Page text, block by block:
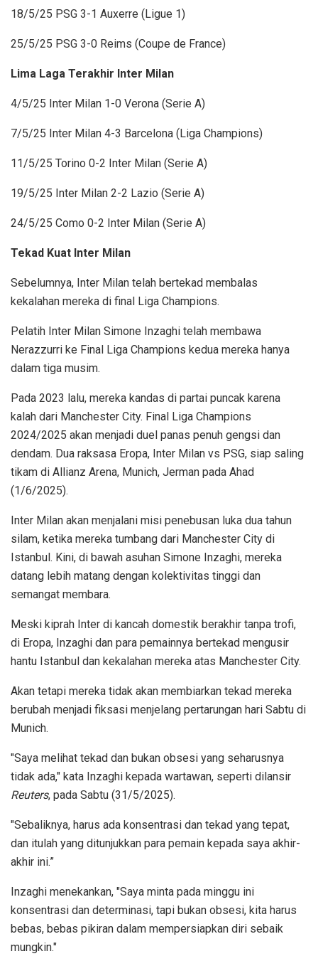
18/5/25 PSG 3-1 Auxerre (Ligue 1)
25/5/25 PSG 3-0 Reims (Coupe de France)
Lima Laga Terakhir Inter Milan
4/5/25 Inter Milan 1-0 Verona (Serie A)
7/5/25 Inter Milan 4-3 Barcelona (Liga Champions)
11/5/25 Torino 0-2 Inter Milan (Serie A)
19/5/25 Inter Milan 2-2 Lazio (Serie A)
24/5/25 Como 0-2 Inter Milan (Serie A)
Tekad Kuat Inter Milan
Sebelumnya, Inter Milan telah bertekad membalas
kekalahan mereka di final Liga Champions.
Pelatih Inter Milan Simone Inzaghi telah membawa
Nerazzurri ke Final Liga Champions kedua mereka hanya
dalam tiga musim.
Pada 2023 lalu, mereka kandas di partai puncak karena
kalah dari Manchester City. Final Liga Champions
2024/2025 akan menjadi duel panas penuh gengsi dan
dendam. Dua raksasa Eropa, Inter Milan vs PSG, siap saling
tikam di Allianz Arena, Munich, Jerman pada Ahad
(1/6/2025).
Inter Milan akan menjalani misi penebusan luka dua tahun
silam, ketika mereka tumbang dari Manchester City di
Istanbul. Kini, di bawah asuhan Simone Inzaghi, mereka
datang lebih matang dengan kolektivitas tinggi dan
semangat membara.
Meski kiprah Inter di kancah domestik berakhir tanpa trofi,
di Eropa, Inzaghi dan para pemainnya bertekad mengusir
hantu Istanbul dan kekalahan mereka atas Manchester City.
Akan tetapi mereka tidak akan membiarkan tekad mereka
berubah menjadi fiksasi menjelang pertarungan hari Sabtu di
Munich.
"Saya melihat tekad dan bukan obsesi yang seharusnya
tidak ada," kata Inzaghi kepada wartawan, seperti dilansir
Reuters, pada Sabtu (31/5/2025).
"Sebaliknya, harus ada konsentrasi dan tekad yang tepat,
dan itulah yang ditunjukkan para pemain kepada saya akhir-
akhir ini.”
Inzaghi menekankan, "Saya minta pada minggu ini
konsentrasi dan determinasi, tapi bukan obsesi, kita harus
bebas, bebas pikiran dalam mempersiapkan diri sebaik
mungkin."